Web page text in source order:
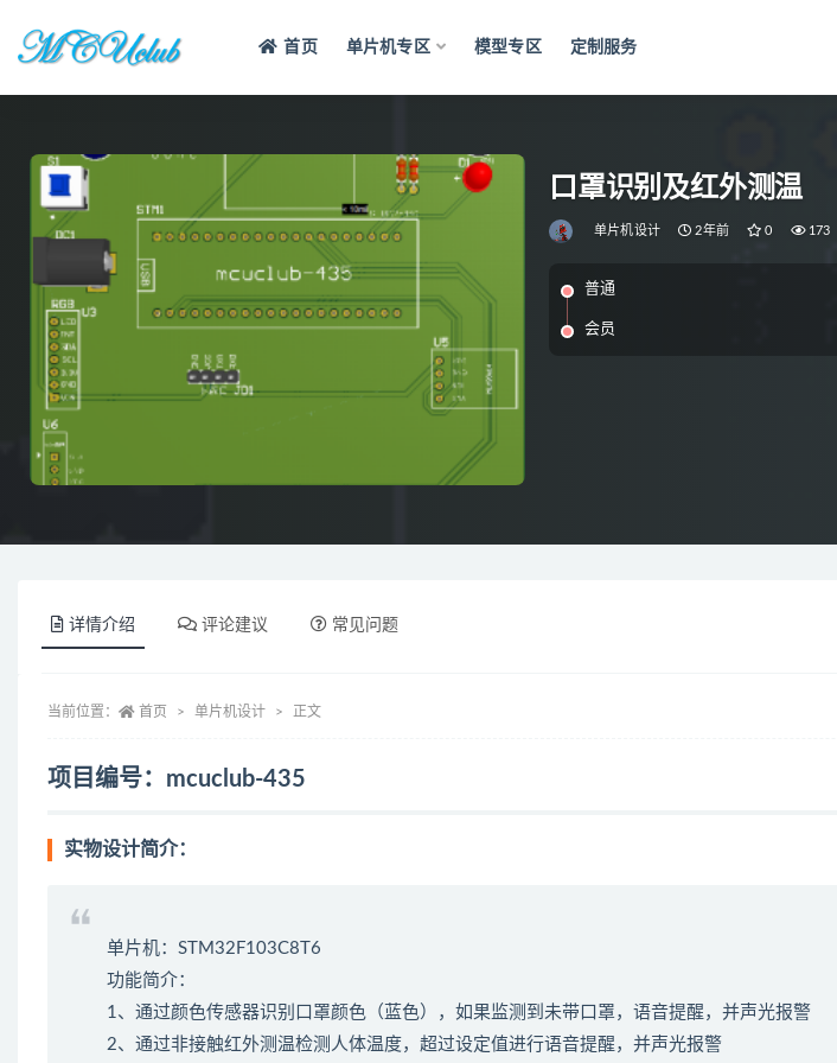
首页 单片机专区 模型专区 定制服务
口罩识别及红外测温
单片机设计 2年前 0 173
普通
会员
详情介绍 评论建议 常见问题
当前位置： 首页 单片机设计 正文
项目编号：mcuclub-435
实物设计简介：
单片机：STM32F103C8T6
功能简介：
1、通过颜色传感器识别口罩颜色（蓝色），如果监测到未带口罩，语音提醒，并声光报警
2、通过非接触红外测温检测人体温度，超过设定值进行语音提醒，并声光报警